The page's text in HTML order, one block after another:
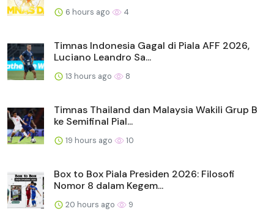
6 hours ago 4
Timnas Indonesia Gagal di Piala AFF 2026,
Luciano Leandro Sa...
13 hours ago 8
Timnas Thailand dan Malaysia Wakili Grup B
ke Semifinal Pial...
19 hours ago 10
Box to Box Piala Presiden 2026: Filosofi
Nomor 8 dalam Kegem...
20 hours ago 9